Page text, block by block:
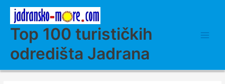
contentTop 100 turističkih
odredišta Jadrana